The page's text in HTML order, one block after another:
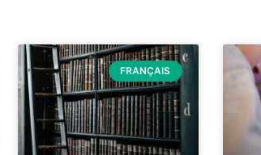
FRANÇAIS